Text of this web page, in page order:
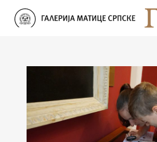
Прескочи